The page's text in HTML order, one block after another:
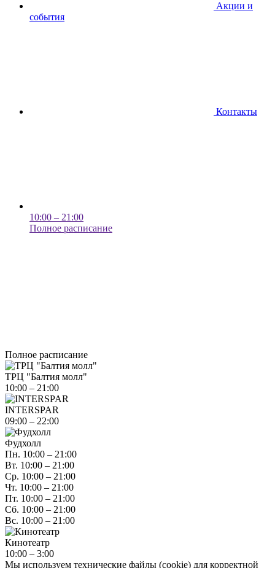
Акции и
события
Контакты
10:00 – 21:00
Полное расписание
Полное расписание
ТРЦ "Балтия молл"
10:00 – 21:00
INTERSPAR
09:00 – 22:00
Фудхолл
Пн. 10:00 – 21:00
Вт. 10:00 – 21:00
Ср. 10:00 – 21:00
Чт. 10:00 – 21:00
Пт. 10:00 – 21:00
Сб. 10:00 – 21:00
Вс. 10:00 – 21:00
Кинотеатр
10:00 – 3:00
Мы используем технические файлы (cookie) для корректной